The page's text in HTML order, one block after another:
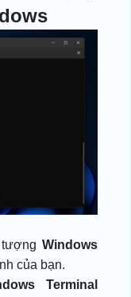
Windows
của bạn.
Terminal